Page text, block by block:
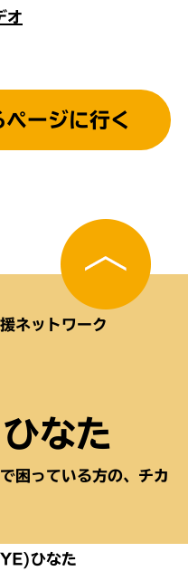
オ
ージに行く
ネットワーク
なた
困っている方の、チカ
ひなた